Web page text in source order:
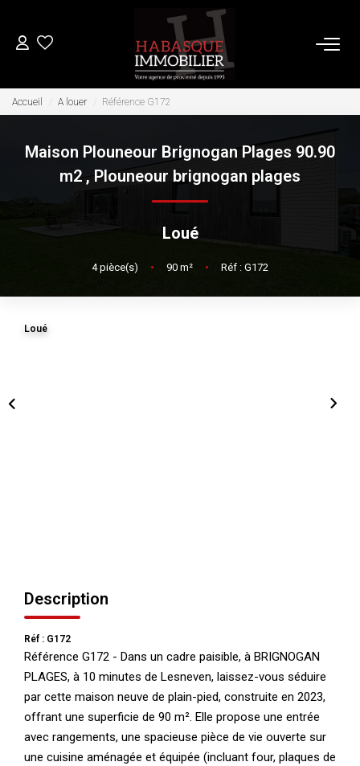
ACHETER
LOUER
VENDRE
Estimation
Biens Vendus
Accueil A louer Référence G172
Maison Plouneour Brignogan Plages 90.90
m2 , Plouneour brignogan plages
Loué
4pièce(s) • 90 m² • Réf : G172
Loué
Description
Réf : G172
Référence G172 - Dans un cadre paisible, à BRIGNOGAN
PLAGES, à 10 minutes de Lesneven, laissez-vous séduire
par cette maison neuve de plain-pied, construite en 2023,
offrant une superficie de 90 m². Elle propose une entrée
avec rangements, une spacieuse pièce de vie ouverte sur
une cuisine aménagée et équipée (incluant four, plaques de